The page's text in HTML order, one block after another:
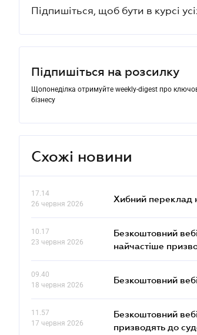
Підпишіться, щоб бути в курсі
Підпишіться на розсилку
Щопонеділка отримуйте weekly-digest про
бізнесу
Схожі новини
17.14
26 червня 2026
Хибний переклад
10.17
23 червня 2026
Безкоштовний
найчастіше
09.40
18 червня 2026
Безкоштовний
11.57
17 червня 2026
Безкоштовний
призводять до